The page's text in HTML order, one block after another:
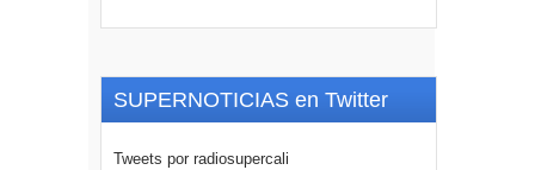
SUPERNOTICIAS en Twitter
Tweets por radiosupercali